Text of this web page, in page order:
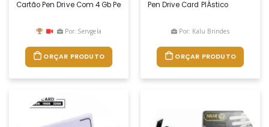
Cartão Pen Drive Com 4 Gb Personalizado
Por: Servgela
ORÇAR PRODUTO
Pen Drive Card PlÁstico
Por: Kalu Brindes
ORÇAR PRODUTO